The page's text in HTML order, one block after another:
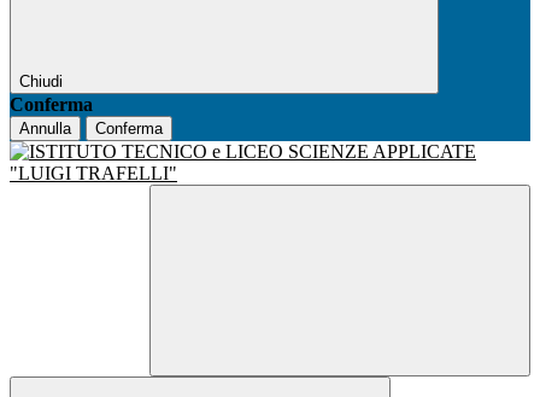
Chiudi
Conferma
Annulla Conferma